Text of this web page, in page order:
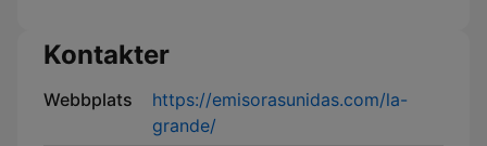
Kontakter
Webbplats
https://emisorasunidas.com/la-
grande/